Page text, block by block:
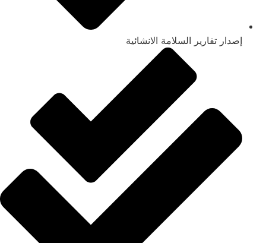
إصدار تقارير السلامة الانشائية